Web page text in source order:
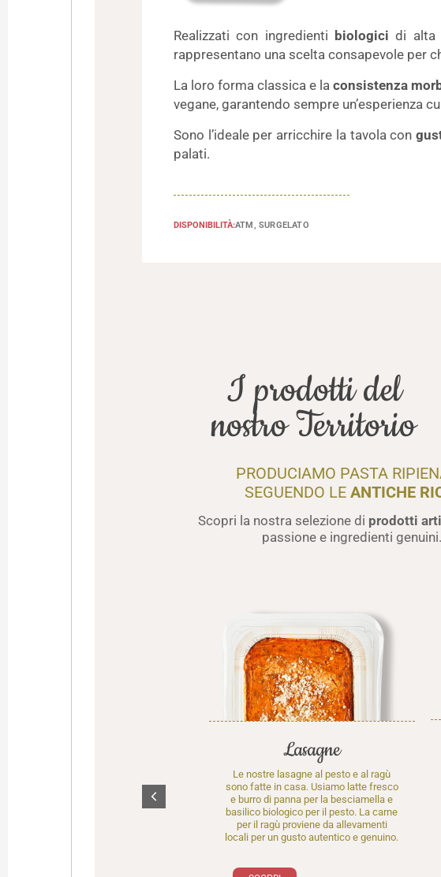
Realizzati con ingredienti biologici di alta
rappresentano una scelta consapevole per
La loro forma classica e la consistenza
vegane, garantendo sempre un’esperienza
Sono l’ideale per arricchire la tavola con
palati.
DISPONIBILITÀ:ATM, SURGELATO
I prodotti del
nostro Territorio
PRODUCIAMO PASTA
SEGUENDO LE ANTICHE
Scopri la nostra selezione di prodotti
passione e ingredienti genuini.
patate a km 0, raccolte nelle nostre
valli e scelte per garantire freschezza e
Lasagne
Le nostre lasagne al pesto e al ragù
sono fatte in casa. Usiamo latte fresco
e burro di panna per la besciamella e
basilico biologico per il pesto. La carne
per il ragù proviene da allevamenti
locali per un gusto autentico e genuino.